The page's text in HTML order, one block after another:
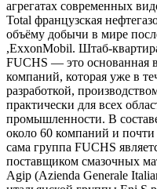
агрегатах современных
Total французская
объёму добычи в мире
,ExxonMobil. Штаб-
FUCHS — это основанная
компаний, которая уже в
разработкой,
практически для всех
промышленности. В
около 60 компаний и
сама группа FUCHS
поставщиком смазочных
Agip (Azienda Generale